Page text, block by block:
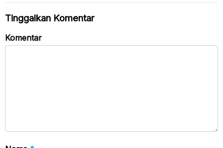
Tinggalkan Komentar
Komentar